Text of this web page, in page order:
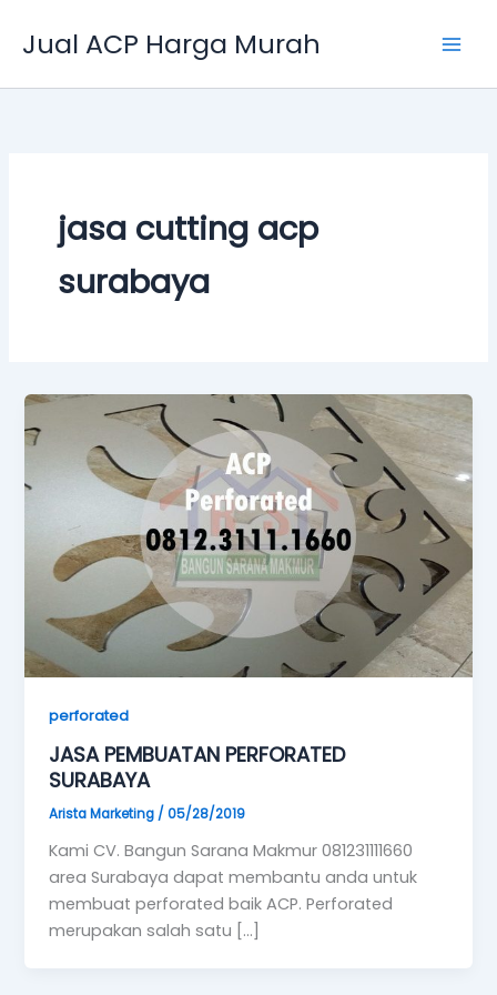
Jual ACP Harga Murah
jasa cutting acp
surabaya
perforated
JASA PEMBUATAN PERFORATED
SURABAYA
Arista Marketing /05/28/2019
Kami CV. Bangun Sarana Makmur 081231111660
area Surabaya dapat membantu anda untuk
membuat perforated baik ACP. Perforated
merupakan salah satu […]